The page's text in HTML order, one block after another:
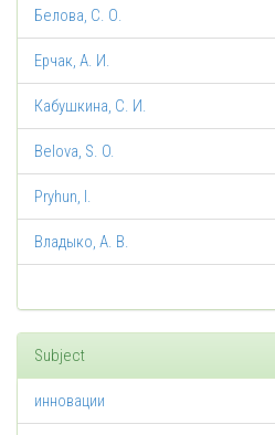
Белова, С. О.
Ерчак, А. И.
Кабушкина, С. И.
Belova, S. O.
Pryhun, I.
Владыко, А. В.
Subject
инновации